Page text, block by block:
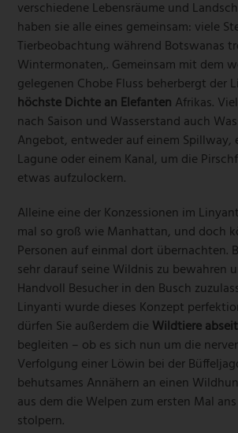
verschiedene Lebensräume und
haben sie alle eines gemeinsam: viele
Tierbeobachtung während Botswanas
Wintermonaten,. Gemeinsam mit dem
gelegenen Chobe Fluss beherbergt der
höchste Dichte an Elefanten Afrikas.
nach Saison und Wasserstand auch
Angebot, entweder auf einem Spillway,
Lagune oder einem Kanal, um die
etwas aufzulockern.
Alleine eine der Konzessionen im
mal so groß wie Manhattan, und doch
Personen auf einmal dort übernachten.
sehr darauf seine Wildnis zu bewahren
Handvoll Besucher in den Busch
Linyanti wurde dieses Konzept
dürfen Sie außerdem die Wildtiere
begleiten – ob es sich nun um die
Verfolgung einer Löwin bei der
behutsames Annähern an einen
aus dem die Welpen zum ersten Mal
stolpern.